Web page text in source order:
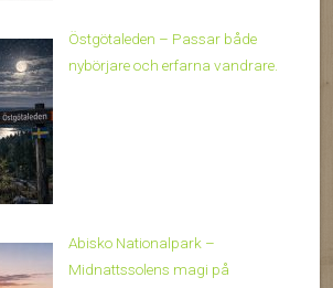
Östgötaleden – Passar både
nybörjare och erfarna vandrare.
Abisko Nationalpark –
Midnattssolens magi på